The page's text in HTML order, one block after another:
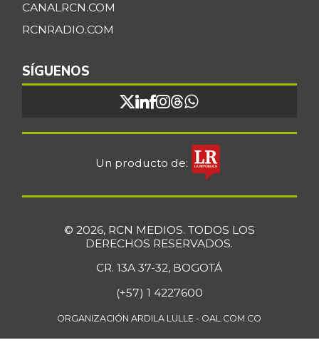
CANALRCN.COM
RCNRADIO.COM
SÍGUENOS
Un producto de:
© 2026, RCN MEDIOS. TODOS LOS
DERECHOS RESERVADOS.
CR. 13A 37-32, BOGOTÁ
(+57) 1 4227600
ORGANIZACIÓN ARDILA LÜLLE - OAL.COM.CO